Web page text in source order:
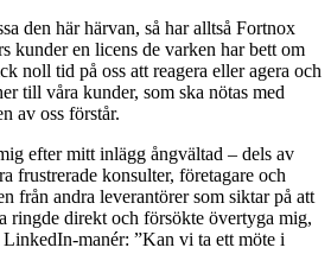
den här härvan, så har alltså Fortnox
kunder en licens de varken har bett om
noll tid på oss att reagera eller agera och
till våra kunder, som ska nötas med
av oss förstår.
efter mitt inlägg ångvältad – dels av
frustrerade konsulter, företagare och
från andra leverantörer som siktar på att
ringde direkt och försökte övertyga mig,
manér: ”Kan vi ta ett möte i